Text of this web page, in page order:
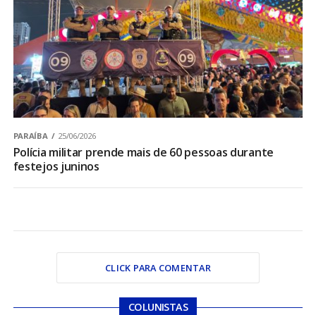
PARAÍBA 25/06/2026
Polícia militar prende mais de 60 pessoas durante
festejos juninos
CLICK PARA COMENTAR
COLUNISTAS